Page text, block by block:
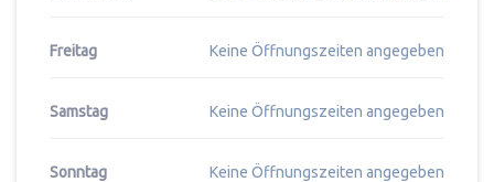
Freitag Keine Öffnungszeiten angegeben
Samstag Keine Öffnungszeiten angegeben
Sonntag Keine Öffnungszeiten angegeben